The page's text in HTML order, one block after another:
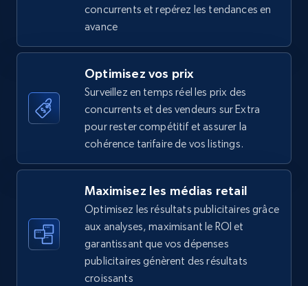
870+ Commencer
Walmart - products
URL, Final price, Sku, Currency, Gtin,
Specifications, Image urls, Top reviews, and
5.6K+ 874+ Commencer
Walmart - products - Find new products by
using specific category URL
URL, Final price, Sku, Currency, Gtin,
concurrents et repérez les tendances en
avance
Optimisez vos prix
Surveillez en temps réel les prix des
concurrents et des vendeurs sur Extra
pour rester compétitif et assurer la
cohérence tarifaire de vos listings.
Maximisez les médias retail
Optimisez les résultats publicitaires grâce
aux analyses, maximisant le ROI et
garantissant que vos dépenses
publicitaires génèrent des résultats
croissants